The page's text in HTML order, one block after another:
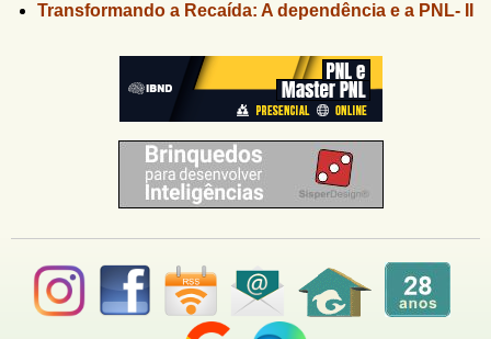
Transformando a Recaída: A dependência e a PNL- II